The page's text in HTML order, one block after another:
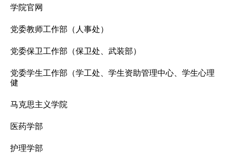
学院官网
党委教师工作部（人事处）
党委保卫工作部（保卫处、武装部）
党委学生工作部（学工处、学生资助管理中心、学生心理
健
马克思主义学院
医药学部
护理学部